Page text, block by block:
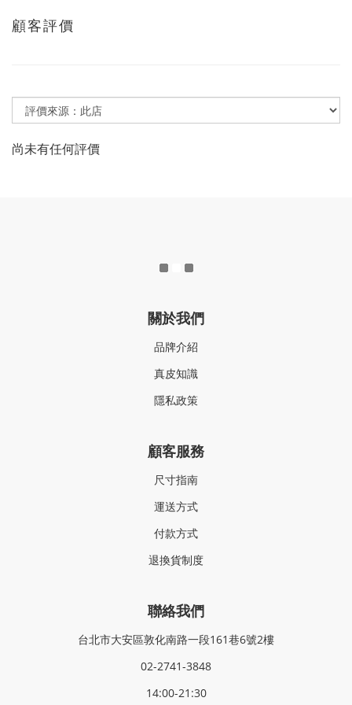
顧客評價
尚未有任何評價
關於我們
品牌介紹
真皮知識
隱私政策
顧客服務
尺寸指南
運送方式
付款方式
退換貨制度
聯絡我們
台北市大安區敦化南路一段161巷6號2樓
02-2741-3848
14:00-21:30